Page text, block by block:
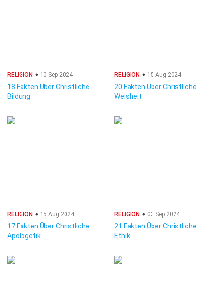
RELIGION 10 Sep 2024
18 Fakten Über Christliche
Bildung
RELIGION 15 Aug 2024
20 Fakten Über Christliche
Weisheit
RELIGION 15 Aug 2024
17 Fakten Über Christliche
Apologetik
RELIGION 03 Sep 2024
21 Fakten Über Christliche
Ethik